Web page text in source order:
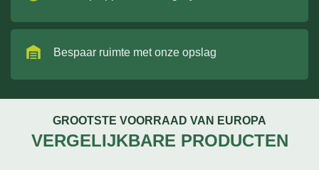
Bespaar ruimte met onze opslag
GROOTSTE VOORRAAD VAN EUROPA
VERGELIJKBARE PRODUCTEN